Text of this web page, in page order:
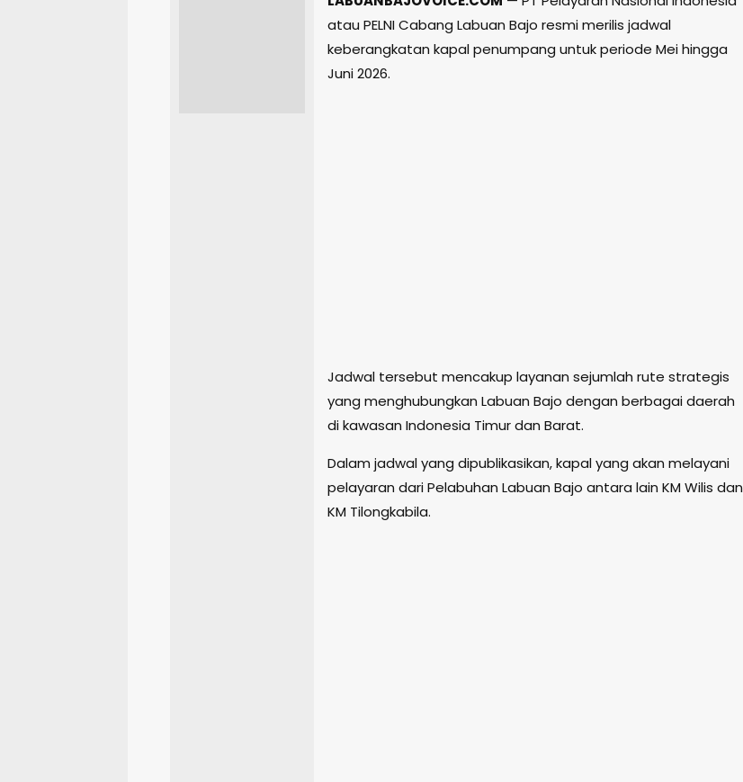
atau PELNI Cabang Labuan Bajo resmi merilis jadwal
keberangkatan kapal penumpang untuk periode Mei hingga
Juni 2026.
Jadwal tersebut mencakup layanan sejumlah rute strategis
yang menghubungkan Labuan Bajo dengan berbagai daerah
di kawasan Indonesia Timur dan Barat.
Dalam jadwal yang dipublikasikan, kapal yang akan melayani
pelayaran dari Pelabuhan Labuan Bajo antara lain KM Wilis dan
KM Tilongkabila.